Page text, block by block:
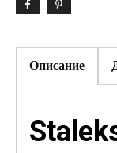
Описание